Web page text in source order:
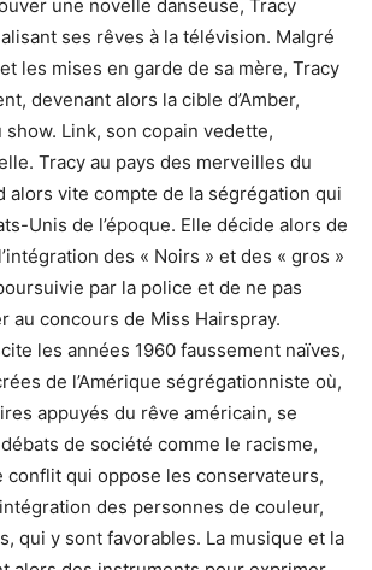
une novelle danseuse, Tracy
ses rêves à la télévision. Malgré
les mises en garde de sa mère, Tracy
devenant alors la cible d’Amber,
Link, son copain vedette,
Tracy au pays des merveilles du
alors vite compte de la ségrégation qui
Unis de l’époque. Elle décide alors de
des « Noirs » et des « gros »
par la police et de ne pas
au concours de Miss Hairspray.
les années 1960 faussement naïves,
de l’Amérique ségrégationniste où,
appuyés du rêve américain, se
de société comme le racisme,
conflit qui oppose les conservateurs,
des personnes de couleur,
qui y sont favorables. La musique et la